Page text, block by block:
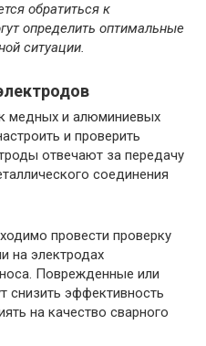
обратиться к
определить оптимальные
ситуации.
медных и алюминиевых
и проверить
отвечают за передачу
соединения
провести проверку
на электродах
Поврежденные или
снизить эффективность
на качество сварного